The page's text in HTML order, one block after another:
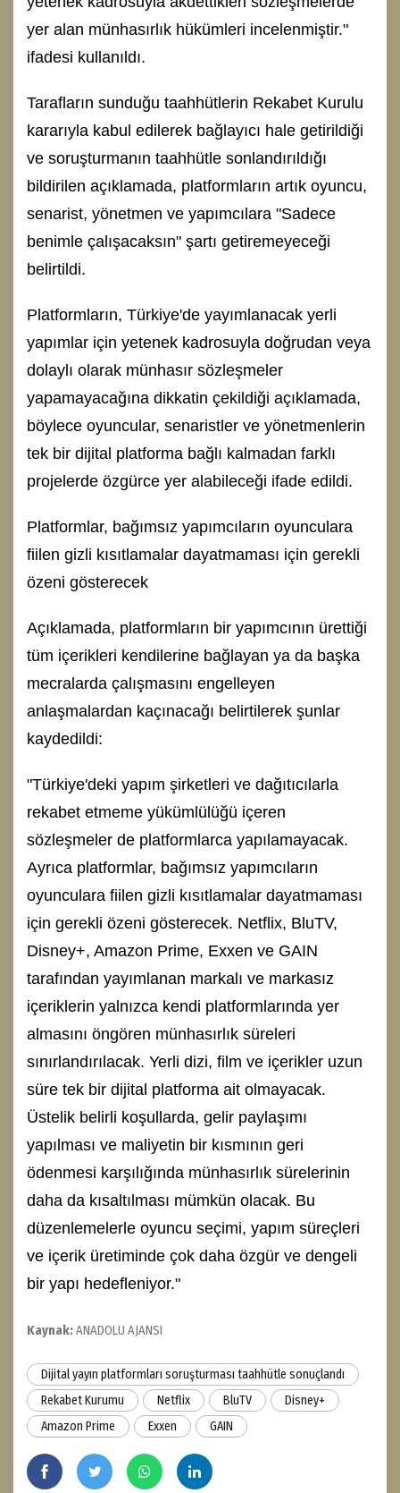
yer alan münhasırlık hükümleri incelenmiştir."
ifadesi kullanıldı.
Tarafların sunduğu taahhütlerin Rekabet Kurulu
kararıyla kabul edilerek bağlayıcı hale getirildiği
ve soruşturmanın taahhütle sonlandırıldığı
bildirilen açıklamada, platformların artık oyuncu,
senarist, yönetmen ve yapımcılara "Sadece
benimle çalışacaksın" şartı getiremeyeceği
belirtildi.
Platformların, Türkiye'de yayımlanacak yerli
yapımlar için yetenek kadrosuyla doğrudan veya
dolaylı olarak münhasır sözleşmeler
yapamayacağına dikkatin çekildiği açıklamada,
böylece oyuncular, senaristler ve yönetmenlerin
tek bir dijital platforma bağlı kalmadan farklı
projelerde özgürce yer alabileceği ifade edildi.
Platformlar, bağımsız yapımcıların oyunculara
fiilen gizli kısıtlamalar dayatmaması için gerekli
özeni gösterecek
Açıklamada, platformların bir yapımcının ürettiği
tüm içerikleri kendilerine bağlayan ya da başka
mecralarda çalışmasını engelleyen
anlaşmalardan kaçınacağı belirtilerek şunlar
kaydedildi:
"Türkiye'deki yapım şirketleri ve dağıtıcılarla
rekabet etmeme yükümlülüğü içeren
sözleşmeler de platformlarca yapılamayacak.
Ayrıca platformlar, bağımsız yapımcıların
oyunculara fiilen gizli kısıtlamalar dayatmaması
için gerekli özeni gösterecek. Netflix, BluTV,
Disney+, Amazon Prime, Exxen ve GAIN
tarafından yayımlanan markalı ve markasız
içeriklerin yalnızca kendi platformlarında yer
almasını öngören münhasırlık süreleri
sınırlandırılacak. Yerli dizi, film ve içerikler uzun
süre tek bir dijital platforma ait olmayacak.
Üstelik belirli koşullarda, gelir paylaşımı
yapılması ve maliyetin bir kısmının geri
ödenmesi karşılığında münhasırlık sürelerinin
daha da kısaltılması mümkün olacak. Bu
düzenlemelerle oyuncu seçimi, yapım süreçleri
ve içerik üretiminde çok daha özgür ve dengeli
bir yapı hedefleniyor."
Kaynak:ANADOLU AJANSI
Dijital yayın platformları soruşturması taahhütle sonuçlandı
Rekabet Kurumu
Netflix BluTV
Disney+
Amazon Prime
Exxen GAIN